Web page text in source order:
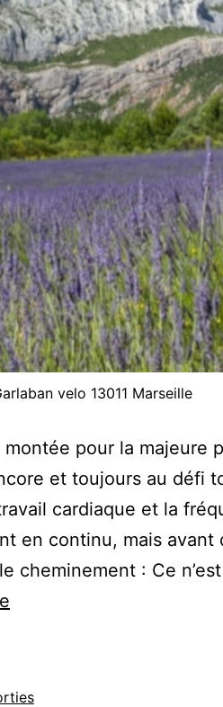
velo 13011 Marseille
pour la majeure
et toujours au défi
cardiaque et la
en continu, mais avant
cheminement : Ce